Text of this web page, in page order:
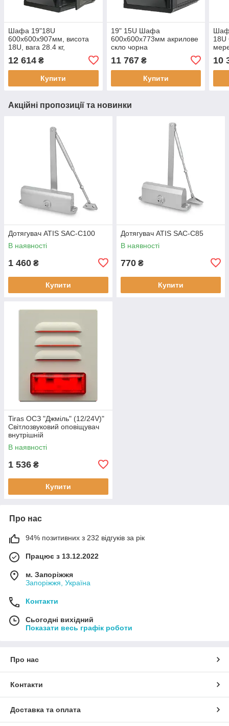
Шафа 19"18U
600x600x907мм, висота
18U, вага 28.4 кг,
навантаження 70 кг
12 614 ₴
Купити
19" 15U Шафа
600x600x773мм акрилове
скло чорна
11 767₴
Купити
18U
10
Акційні пропозиції та новинки
Дотягувач ATIS SAC-C100
В наявності
1 460 ₴
Купити
Дотягувач ATIS SAC-C85
В наявності
770 ₴
Купити
Tiras ОСЗ "Джміль" (12/24V)"
Світлозвуковий оповіщувач
внутрішній
В наявності
1 536 ₴
Купити
Про нас
94% позитивних з 232 відгуків за рік
Працює з 13.12.2022
м. Запоріжжя
Запоріжжя, Україна
Контакти
Сьогодні вихідний
Показати весь графік роботи
Про нас
Контакти
Доставка та оплата